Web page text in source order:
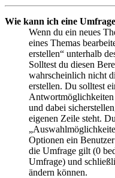
Wie kann ich eine
Wenn du ein neues
eines Themas
erstellen“ unterhalb
Solltest du diesen
wahrscheinlich nicht
erstellen. Du solltest
Antwortmöglichkeiten
und dabei
eigenen Zeile steht.
Optionen ein
die Umfrage gilt (0
Umfrage) und
ändern können.